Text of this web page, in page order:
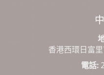
香港西環日富
電話: